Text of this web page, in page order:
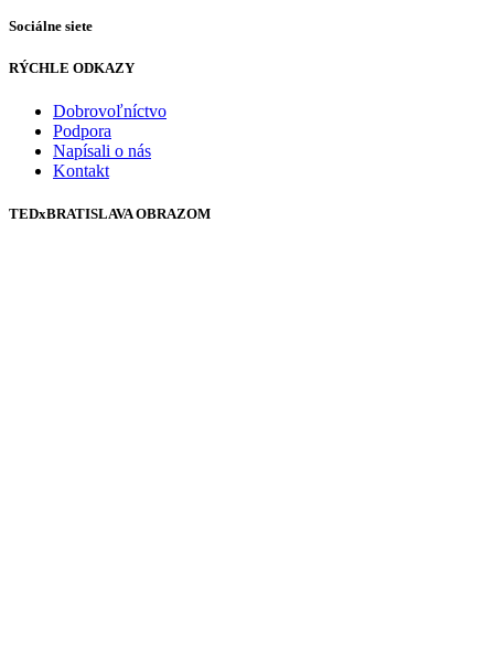
Sociálne siete
RÝCHLE ODKAZY
Dobrovoľníctvo
Podpora
Napísali o nás
Kontakt
TEDxBRATISLAVA OBRAZOM